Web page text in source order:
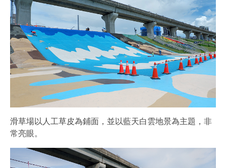
滑草場以人工草皮為鋪面，並以藍天白雲地景為主題，非
常亮眼。